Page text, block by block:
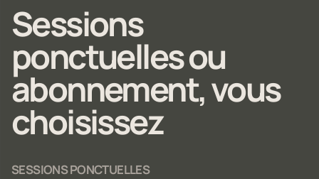
Sessions
ponctuelles ou
abonnement, vous
choisissez
SESSIONS PONCTUELLES